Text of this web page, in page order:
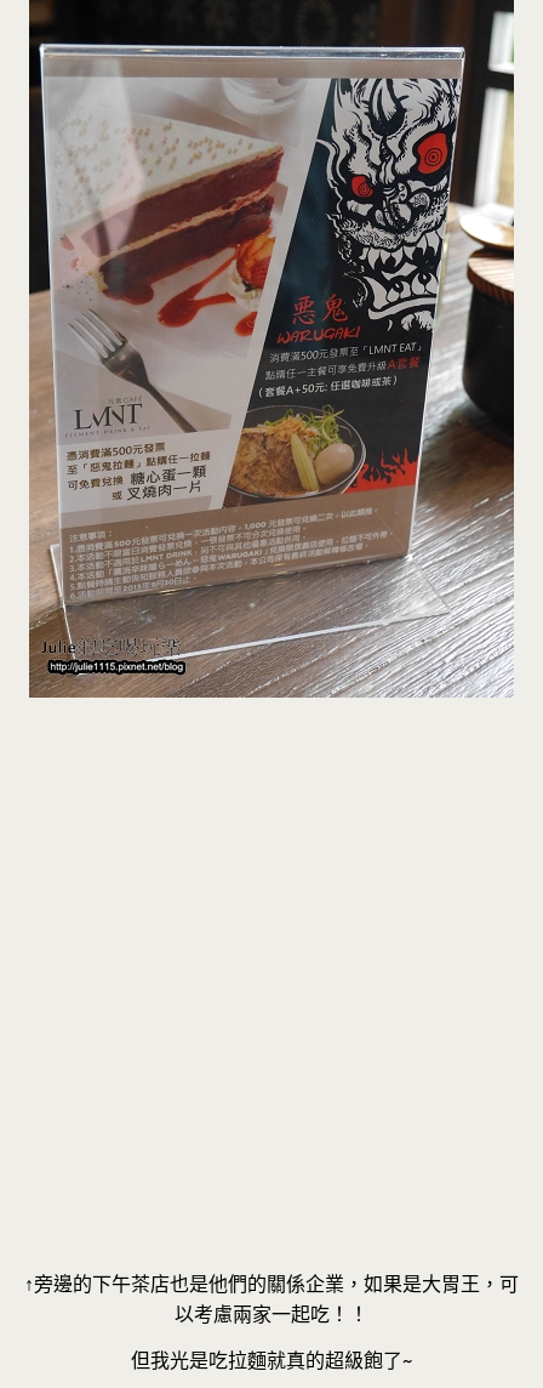
↑旁邊的下午茶店也是他們的關係企業，如果是大胃王，可
以考慮兩家一起吃！！
但我光是吃拉麵就真的超級飽了~